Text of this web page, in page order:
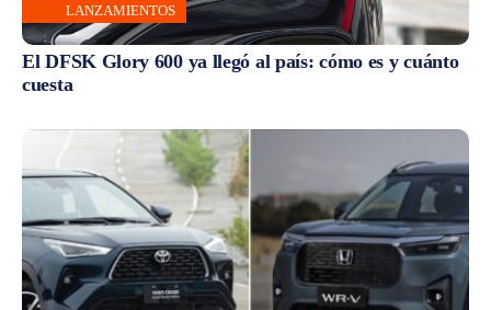
LANZAMIENTOS
El DFSK Glory 600 ya llegó al país: cómo es y cuánto
cuesta